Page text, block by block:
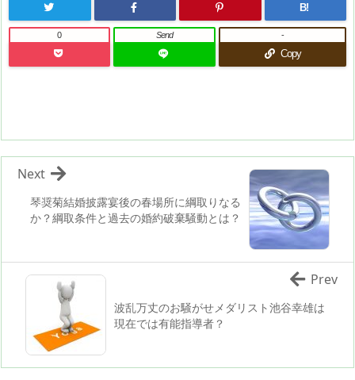
B!
0 Send
Copy
-
琴奨菊結婚披露宴後の春場所に綱取りなる
か？綱取条件と過去の婚約破棄騒動とは？
Next
波乱万丈のお騒がせメダリスト池谷幸雄は
現在では有能指導者？
Prev